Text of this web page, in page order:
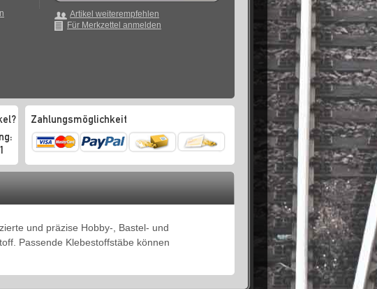
Artikel weiterempfehlen
Für Merkzettel anmelden
Zahlungsmöglichkeit
und präzise Hobby-, Bastel- und
Passende Klebestoffstäbe können